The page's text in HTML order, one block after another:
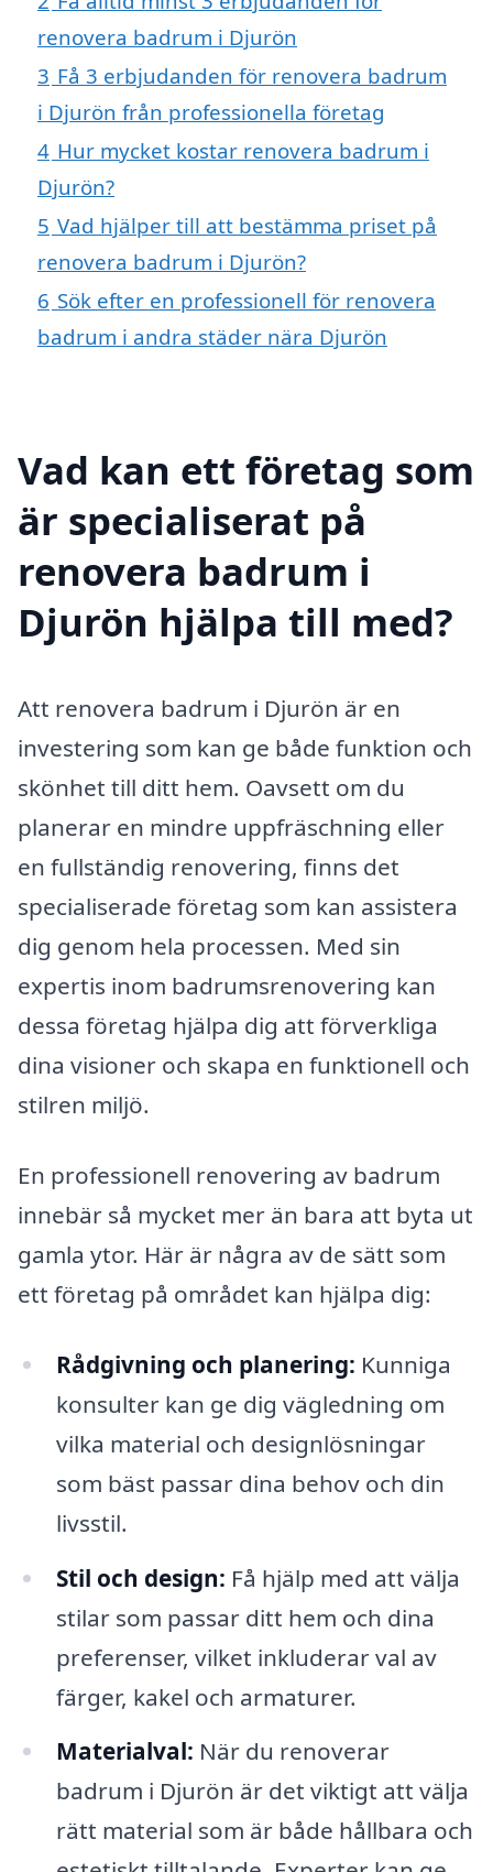
renovera badrum i Djurön
3 Få 3 erbjudanden för renovera badrum
i Djurön från professionella företag
4 Hur mycket kostar renovera badrum i
Djurön?
5 Vad hjälper till att bestämma priset på
renovera badrum i Djurön?
6 Sök efter en professionell för renovera
badrum i andra städer nära Djurön
Vad kan ett företag som
är specialiserat på
renovera badrum i
Djurön hjälpa till med?
Att renovera badrum i Djurön är en
investering som kan ge både funktion och
skönhet till ditt hem. Oavsett om du
planerar en mindre uppfräschning eller
en fullständig renovering, finns det
specialiserade företag som kan assistera
dig genom hela processen. Med sin
expertis inom badrumsrenovering kan
dessa företag hjälpa dig att förverkliga
dina visioner och skapa en funktionell och
stilren miljö.
En professionell renovering av badrum
innebär så mycket mer än bara att byta ut
gamla ytor. Här är några av de sätt som
ett företag på området kan hjälpa dig:
Rådgivning och planering: Kunniga
konsulter kan ge dig vägledning om
vilka material och designlösningar
som bäst passar dina behov och din
livsstil.
Stil och design: Få hjälp med att välja
stilar som passar ditt hem och dina
preferenser, vilket inkluderar val av
färger, kakel och armaturer.
Materialval: När du renoverar
badrum i Djurön är det viktigt att välja
rätt material som är både hållbara och